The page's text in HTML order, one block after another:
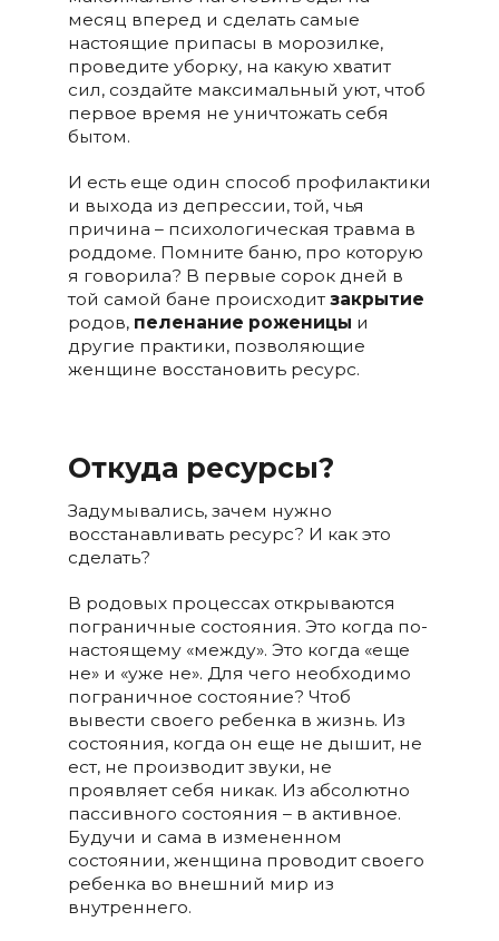
месяц вперед и сделать самые
настоящие припасы в морозилке,
проведите уборку, на какую хватит
сил, создайте максимальный уют, чтоб
первое время не уничтожать себя
бытом.
И есть еще один способ профилактики
и выхода из депрессии, той, чья
причина – психологическая травма в
роддоме. Помните баню, про которую
я говорила? В первые сорок дней в
той самой бане происходит закрытие
родов, пеленание роженицы и
другие практики, позволяющие
женщине восстановить ресурс.
Откуда ресурсы?
Задумывались, зачем нужно
восстанавливать ресурс? И как это
сделать?
В родовых процессах открываются
пограничные состояния. Это когда по-
настоящему «между». Это когда «еще
не» и «уже не». Для чего необходимо
пограничное состояние? Чтоб
вывести своего ребенка в жизнь. Из
состояния, когда он еще не дышит, не
ест, не производит звуки, не
проявляет себя никак. Из абсолютно
пассивного состояния – в активное.
Будучи и сама в измененном
состоянии, женщина проводит своего
ребенка во внешний мир из
внутреннего.